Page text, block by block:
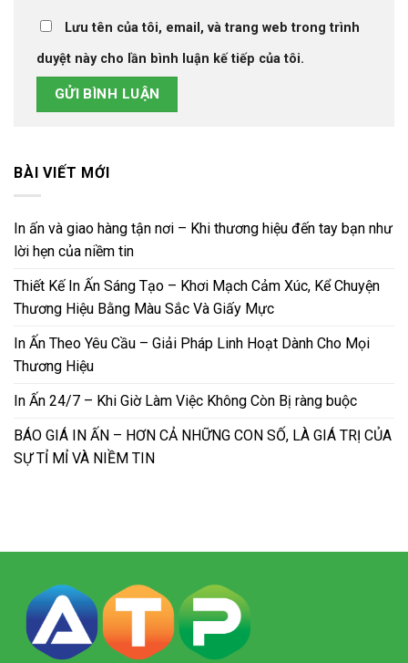
Lưu tên của tôi, email, và trang web trong trình
duyệt này cho lần bình luận kế tiếp của tôi.
BÀI VIẾT MỚI
In ấn và giao hàng tận nơi – Khi thương hiệu đến tay bạn như
lời hẹn của niềm tin
Thiết Kế In Ấn Sáng Tạo – Khơi Mạch Cảm Xúc, Kể Chuyện
Thương Hiệu Bằng Màu Sắc Và Giấy Mực
In Ấn Theo Yêu Cầu – Giải Pháp Linh Hoạt Dành Cho Mọi
Thương Hiệu
In Ấn 24/7 – Khi Giờ Làm Việc Không Còn Bị ràng buộc
BÁO GIÁ IN ẤN – HƠN CẢ NHỮNG CON SỐ, LÀ GIÁ TRỊ CỦA
SỰ TỈ MỈ VÀ NIỀM TIN